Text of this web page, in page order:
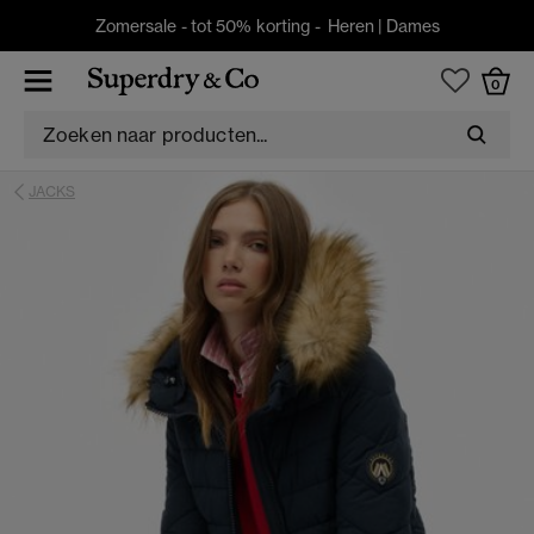
Zomersale - tot 50% korting - Heren | Dames
0
JACKS